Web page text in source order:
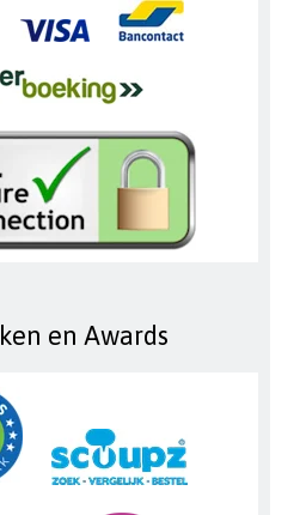
en Awards